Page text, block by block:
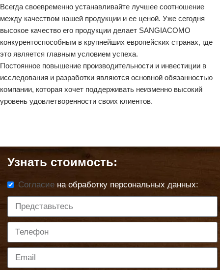
Всегда своевременно устанавливайте лучшее соотношение
между качеством нашей продукции и ее ценой. Уже сегодня
высокое качество его продукции делает SANGIACOMO
конкурентоспособным в крупнейших европейских странах, где
это является главным условием успеха.
Постоянное повышение производительности и инвестиции в
исследования и разработки являются основной обязанностью
компании, которая хочет поддерживать неизменно высокий
уровень удовлетворенности своих клиентов.
Узнать стоимость:
Согласие на обработку персональных данных: